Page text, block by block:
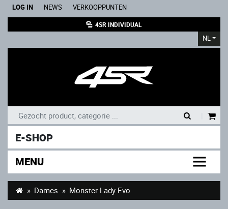
LOG IN NEWS VERKOOPPUNTEN
4SR INDIVIDUAL
NL
E-SHOP
MENU
Dames Monster Lady Evo